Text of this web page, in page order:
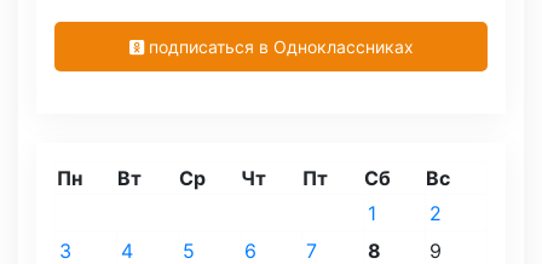
подписаться в Одноклассниках
Пн Вт Ср Чт Пт Сб Вс
1
2
3
4 5 6 7 8
9